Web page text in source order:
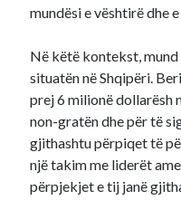
mundësi e vështirë dhe
Në këtë kontekst,
situatën në Shqipëri.
prej 6 milionë dollarësh
non-gratën dhe për të
gjithashtu përpiqet të
një takim me liderët
përpjekjet e tij janë